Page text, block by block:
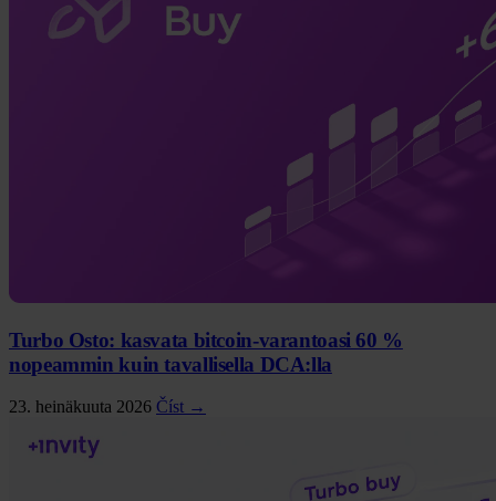
Turbo Osto: kasvata bitcoin-varantoasi 60 %
nopeammin kuin tavallisella DCA:lla
23. heinäkuuta 2026 Číst →